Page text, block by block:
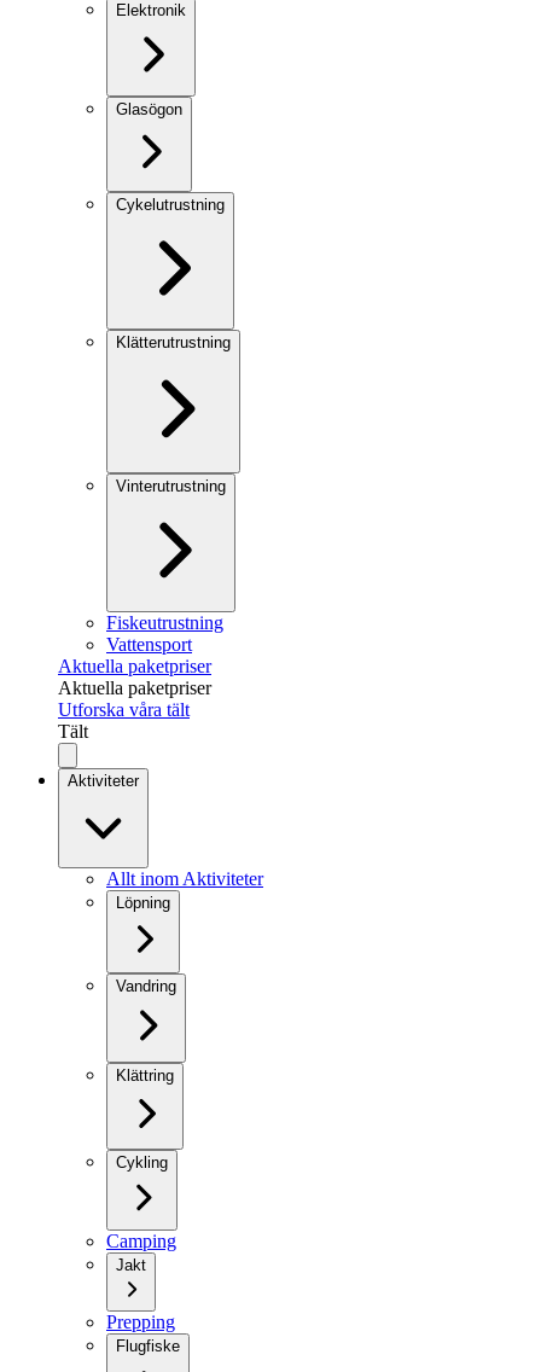
Elektronik
Glasögon
Cykelutrustning
Klätterutrustning
Vinterutrustning
Fiskeutrustning
Vattensport
Aktuella paketpriser
Aktuella paketpriser
Utforska våra tält
Tält
Aktiviteter
Allt inom Aktiviteter
Löpning
Vandring
Klättring
Cykling
Camping
Jakt
Prepping
Flugfiske